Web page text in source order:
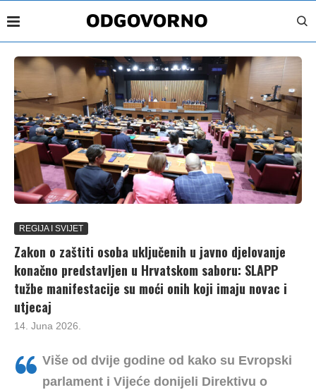
REGIJA I SVIJET
Zakon o zaštiti osoba uključenih u javno djelovanje
konačno predstavljen u Hrvatskom saboru: SLAPP
tužbe manifestacije su moći onih koji imaju novac i
utjecaj
14. Juna 2026.
Više od dvije godine od kako su Evropski
parlament i Vijeće donijeli Direktivu o